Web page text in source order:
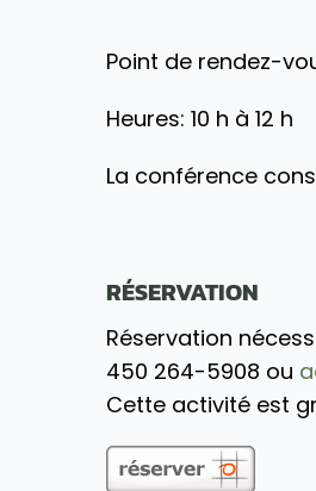
Point de rendez-
Heures: 10 h à 12 h
La conférence
RÉSERVATION
Réservation
450 264-5908 ou
Cette activité est